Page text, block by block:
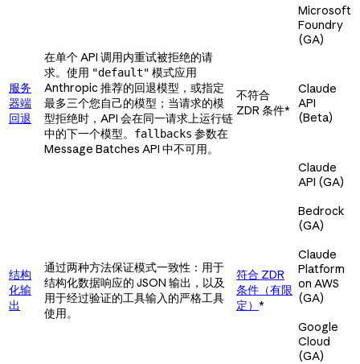
Microsoft
Foundry
(GA)
服务
器端
回退
在单个 API 调用内重试被拒绝的请
求。使用 "default" 模式应用
Anthropic 推荐的回退模型，或指定
最多三个您自己的模型；当请求的模
型拒绝时，API 会在同一请求上运行链
中的下一个模型。
fallbacks 参数在
Message Batches API 中不可用。
不符合
ZDR 条件*
Claude
API
(Beta)
结构
化输
出
通过两种方法保证模式一致性：用于
结构化数据响应的 JSON 输出，以及
用于经过验证的工具输入的严格工具
使用。
符合 ZDR
条件（有限
定） *
Claude
API (GA)
Bedrock
(GA)
Claude
Platform
on AWS
(GA)
Google
Cloud
(GA)